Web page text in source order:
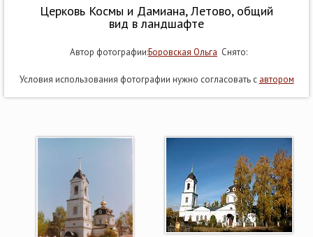
Церковь Космы и Дамиана, Летово, общий
вид в ландшафте
Автор фотографии:Боровская Ольга Снято:
Условия использования фотографии нужно согласовать с автором